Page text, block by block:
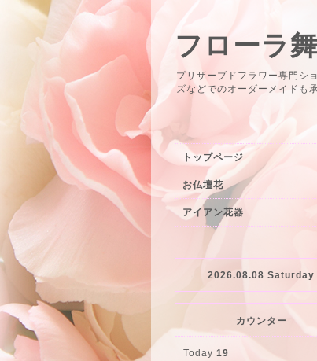
フローラ舞
プリザーブドフラワー専門シ
ズなどでのオーダーメイド
トップページ
お仏壇花
アイアン花器
2026.08.08 Saturday
カウンター
Today 19